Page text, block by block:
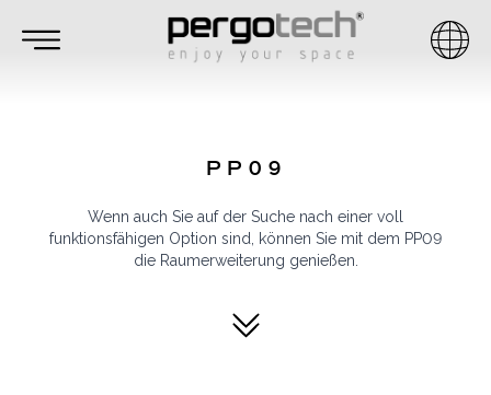
PP09
Wenn auch Sie auf der Suche nach einer voll
funktionsfähigen Option sind, können Sie mit dem PP09
die Raumerweiterung genießen.